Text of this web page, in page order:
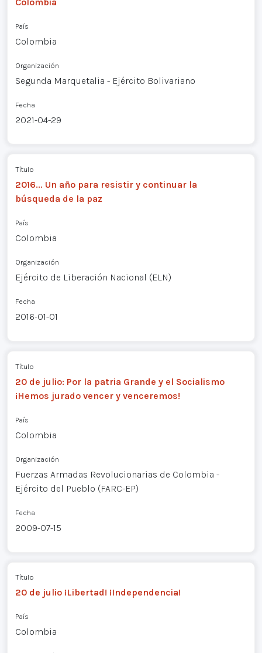
País
Colombia
Organización
Segunda Marquetalia - Ejército Bolivariano
Fecha
2021-04-29
Título
2016... Un año para resistir y continuar la
búsqueda de la paz
País
Colombia
Organización
Ejército de Liberación Nacional (ELN)
Fecha
2016-01-01
Título
20 de julio: Por la patria Grande y el Socialismo
¡Hemos jurado vencer y venceremos!
País
Colombia
Organización
Fuerzas Armadas Revolucionarias de Colombia -
Ejército del Pueblo (FARC-EP)
Fecha
2009-07-15
Título
20 de julio ¡Libertad! ¡Independencia!
País
Colombia